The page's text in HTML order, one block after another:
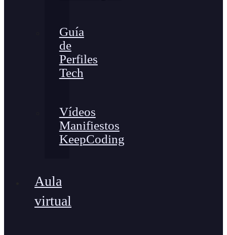
Guía
de
Perfiles
Tech
Vídeos
Manifiestos
KeepCoding
Aula
virtual